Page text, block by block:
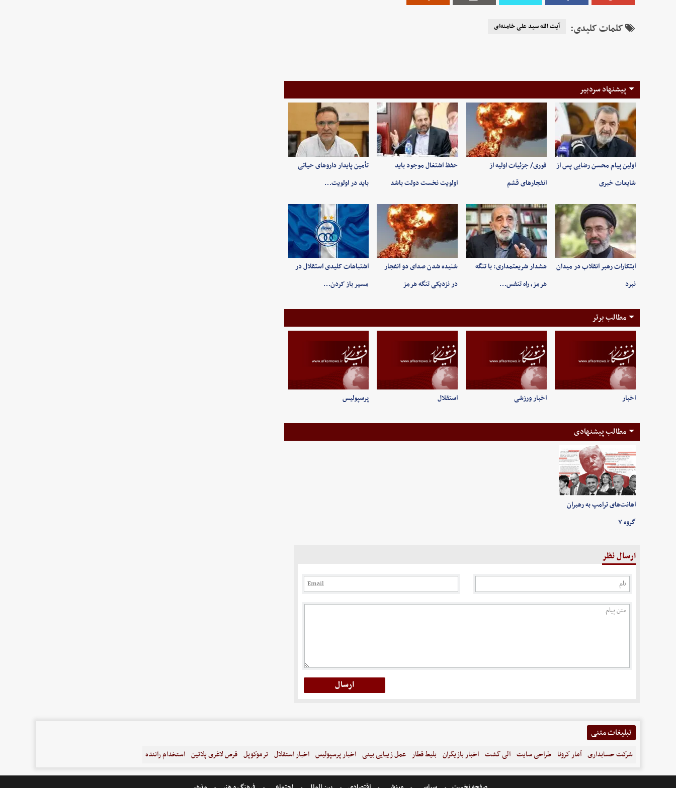
کلمات کلیدی: آیت الله سید علی خامنه‌ای
پیشنهاد سردبیر
اولین پیام محسن رضایی پس از
شایعات خبری
فوری/ جزئیات اولیه از
انفجارهای قشم
حفظ اشتغال موجود باید
اولویت نخست دولت باشد
تأمین پایدار داروهای حیاتی
باید در اولویت…
ابتکارات رهبر انقلاب در میدان
نبرد
هشدار شریعتمداری: با تنگه
هرمز، راه تنفس…
شنیده شدن صدای دو انفجار
در نزدیکی تنگه هرمز
اشتباهات کلیدی استقلال در
مسیر باز کردن…
مطالب برتر
اخبار اخبار ورزشی استقلال پرسپولیس
مطالب پیشنهادی
اهانت‌های ترامپ به رهبران
گروه ۷
ارسال نظر
تبلیغات متنی
شرکت حسابداری آمار کرونا طراحی سایت الی گشت اخبار بازیگران بلیط قطار عمل زیبایی بینی اخبار پرسپولیس اخبار استقلال ترموکوپل قرص لاغری پلاتین استخدام راننده